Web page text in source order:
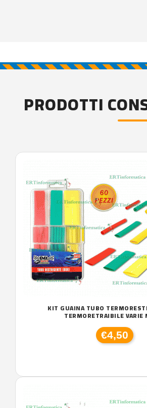
PRODOTTI
KIT GUAINA TUBO
TERMORETRAIBILE VARIE
€4,50